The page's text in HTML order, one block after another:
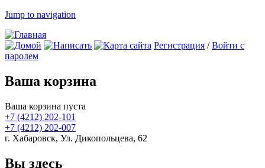
Jump to navigation
Регистрация /Войти с
паролем
Ваша корзина
Ваша корзина пуста
+7 (4212) 202-101
+7 (4212) 202-007
г. Хабаровск, Ул. Дикопольцева, 62
Вы здесь